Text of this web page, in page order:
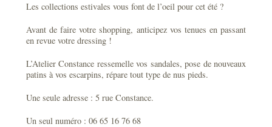
Les collections estivales vous font de l’oeil pour cet été ?
Avant de faire votre shopping, anticipez vos tenues en passant
en revue votre dressing !
L’Atelier Constance ressemelle vos sandales, pose de nouveaux
patins à vos escarpins, répare tout type de nus pieds.
Une seule adresse : 5 rue Constance.
Un seul numéro : 06 65 16 76 68